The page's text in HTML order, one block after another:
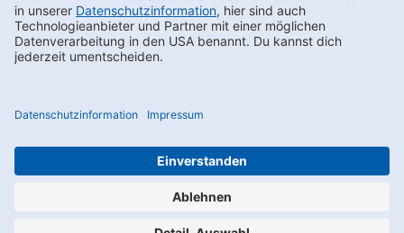
Datenschutz
Compliance
Impressum